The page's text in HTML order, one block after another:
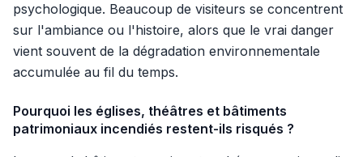
psychologique. Beaucoup de visiteurs se concentrent
sur l'ambiance ou l'histoire, alors que le vrai danger
vient souvent de la dégradation environnementale
accumulée au fil du temps.
Pourquoi les églises, théâtres et bâtiments
patrimoniaux incendiés restent-ils risqués ?